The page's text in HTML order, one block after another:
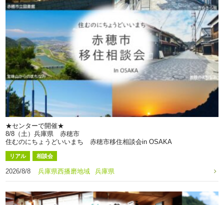
★センターで開催★
8/8（土）兵庫県 赤穂市
住むのにちょうどいいまち 赤穂市移住相談会in OSAKA
リアル 相談会
2026/8/8 兵庫県西播磨地域 兵庫県